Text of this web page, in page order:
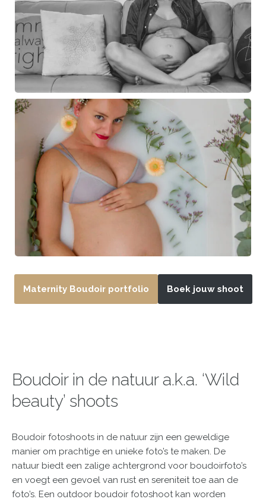
Maternity Boudoir portfolio Boek jouw shoot
Boudoir in de natuur a.k.a. ‘Wild
beauty’ shoots
Boudoir fotoshoots in de natuur zijn een geweldige
manier om prachtige en unieke foto’s te maken. De
natuur biedt een zalige achtergrond voor boudoirfoto’s
en voegt een gevoel van rust en sereniteit toe aan de
foto’s. Een outdoor boudoir fotoshoot kan worden